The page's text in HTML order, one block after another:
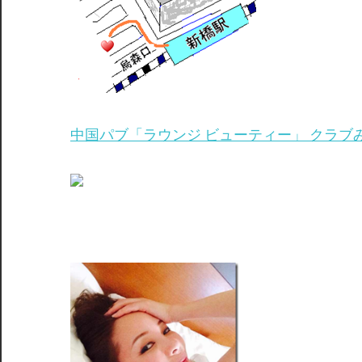
中国パブ「ラウンジ ビューティー」 クラブ